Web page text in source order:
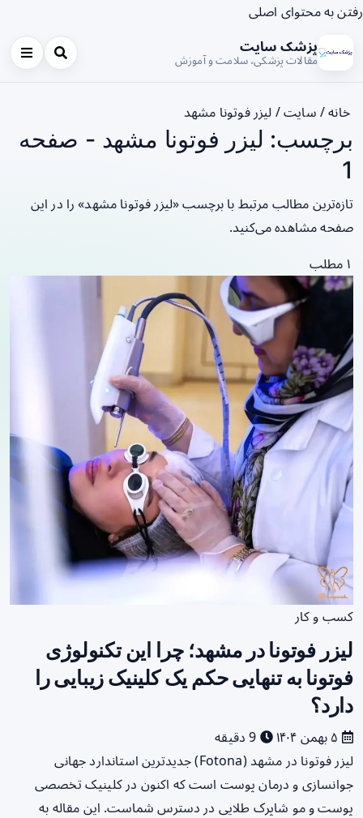
رفتن به محتوای اصلی
پزشک سایت
مقالات پزشکی، سلامت و آموزش
خانه/ سایت/ لیزر فوتونا مشهد
برچسب: لیزر فوتونا مشهد - صفحه
1
تازه‌ترین مطالب مرتبط با برچسب «لیزر فوتونا مشهد» را در این
صفحه مشاهده می‌کنید.
۱ مطلب
کسب و کار
لیزر فوتونا در مشهد؛ چرا این تکنولوژی
فوتونا به تنهایی حکم یک کلینیک زیبایی را
دارد؟
لیزر فوتونا در مشهد (Fotona) جدیدترین استاندارد جهانی
جوانسازی و درمان پوست است که اکنون در کلینیک تخصصی
پوست و مو شاپرک طلایی در دسترس شماست. این مقاله به